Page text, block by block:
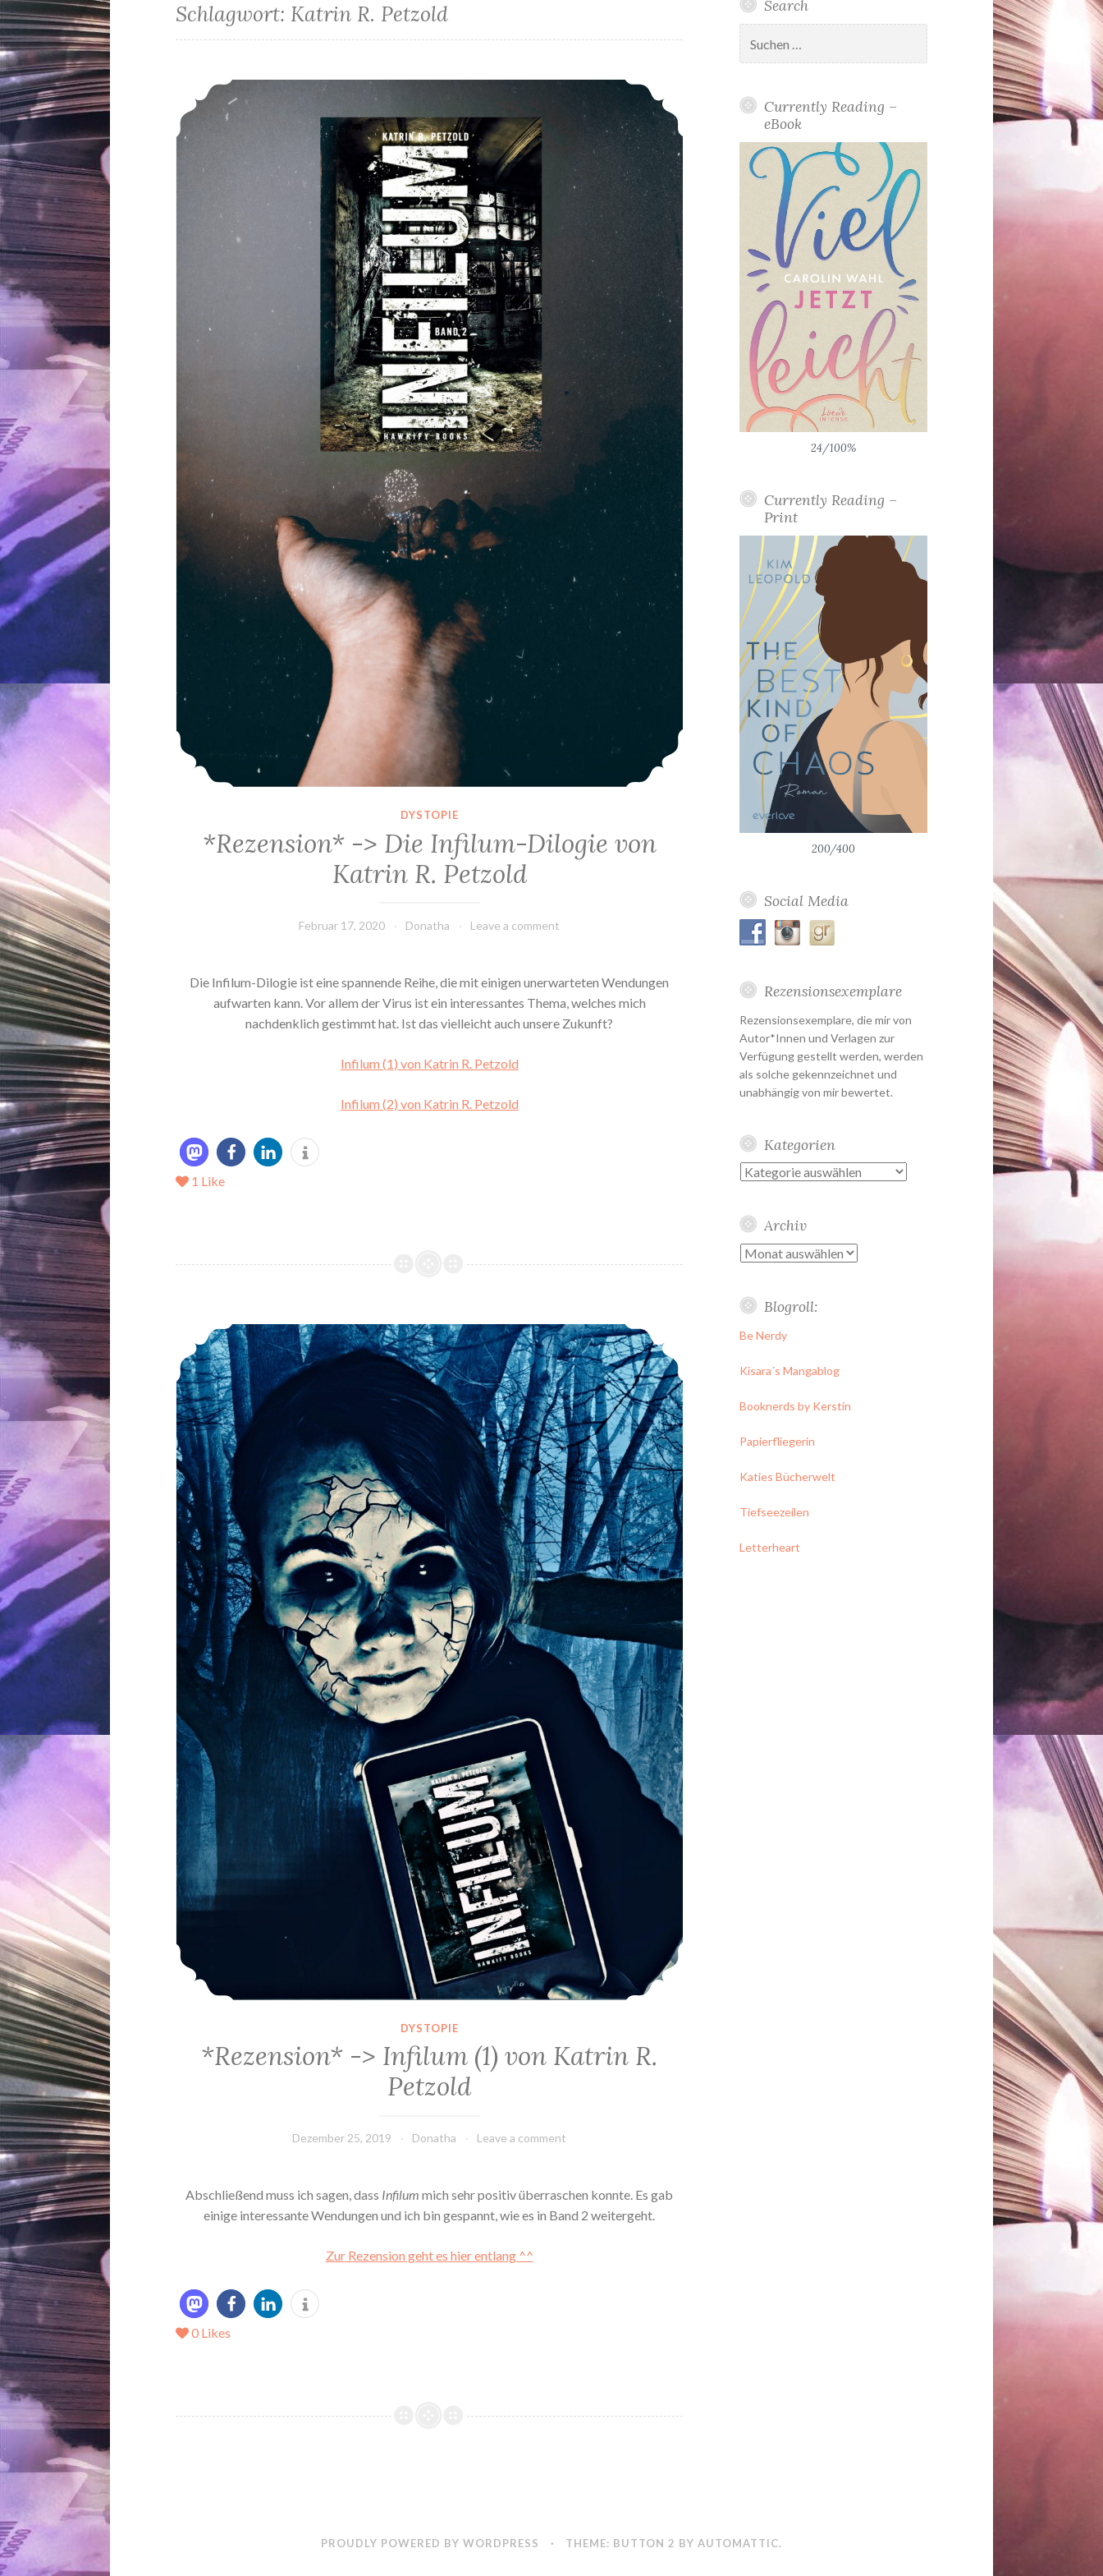
Schlagwort: Katrin R. Petzold
*Rezension* -> Die Infilum-Dilogie von Katrin R. Petzold
DYSTOPIE
*Rezension* -> Die Infilum-Dilogie von
Katrin R. Petzold
Februar 17, 2020 Donatha Leave a comment
Die Infilum-Dilogie ist eine spannende Reihe, die mit einigen unerwarteten Wendungen
aufwarten kann. Vor allem der Virus ist ein interessantes Thema, welches mich
nachdenklich gestimmt hat. Ist das vielleicht auch unsere Zukunft?
Infilum (1) von Katrin R. Petzold
Infilum (2) von Katrin R. Petzold
1 Like
*Rezension* -> Infilum (1) von Katrin R. Petzold
DYSTOPIE
*Rezension* -> Infilum (1) von Katrin R.
Petzold
Dezember 25, 2019 Donatha Leave a comment
Abschließend muss ich sagen, dass Infilum mich sehr positiv überraschen konnte. Es gab
einige interessante Wendungen und ich bin gespannt, wie es in Band 2 weitergeht.
Zur Rezension geht es hier entlang ^^
0 Likes
Search
nach:
Currently Reading –
eBook
24/100%
Currently Reading –
Print
200/400
Social Media
Rezensionsexemplare
Rezensionsexemplare, die mir von
Autor*Innen und Verlagen zur
Verfügung gestellt werden, werden
als solche gekennzeichnet und
unabhängig von mir bewertet.
Kategorien
Kategorien
Archiv
Archiv
Blogroll:
Be Nerdy
Kisara´s Mangablog
Booknerds by Kerstin
Papierfliegerin
Katies Bücherwelt
Tiefseezeilen
Letterheart
PROUDLY POWERED BY WORDPRESS · THEME: BUTTON 2 BYAUTOMATTIC.